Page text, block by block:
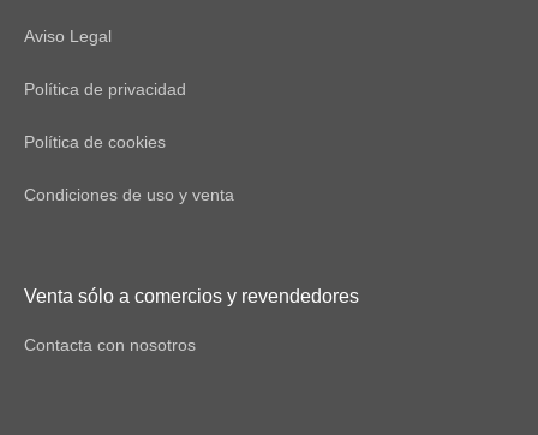
Aviso Legal
Política de privacidad
Política de cookies
Condiciones de uso y venta
Venta sólo a comercios y revendedores
Contacta con nosotros